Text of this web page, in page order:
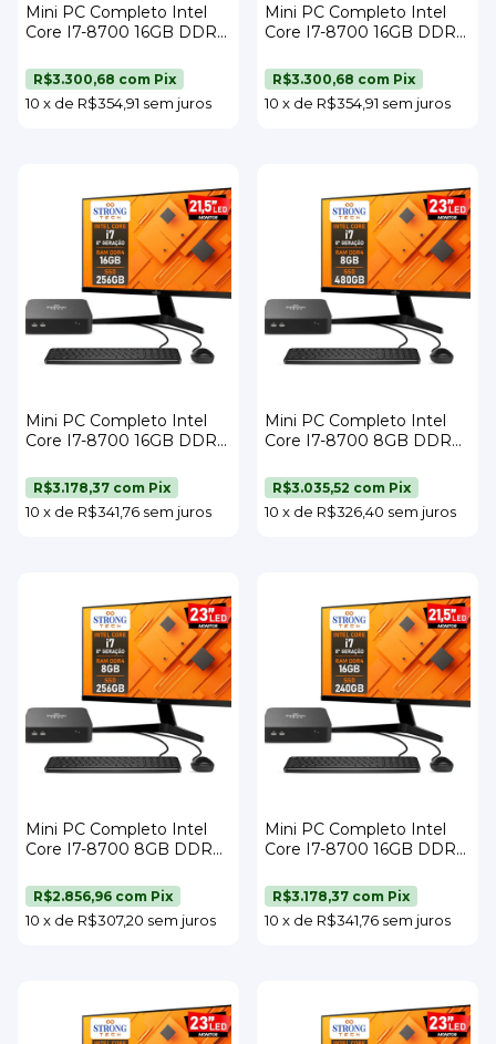
Mini PC Completo Intel
Core I7-8700 16GB DDR4
21,5" Teclado e Mouse
Strong Tech
10 x de R$354,91 sem juros
R$3.300,68 com Pix
Mini PC Completo Intel
Core I7-8700 16GB DDR4
21,5" Teclado e Mouse
Strong Tech
10 x de R$354,91 sem juros
R$3.300,68 com Pix
Mini PC Completo Intel
Core I7-8700 16GB DDR4
21,5" Teclado e Mouse
Strong Tech
10 x de R$341,76 sem juros
R$3.178,37 com Pix
Mini PC Completo Intel
Core I7-8700 8GB DDR4
23" Teclado e Mouse
Strong Tech
10 x de R$326,40 sem juros
R$3.035,52 com Pix
Mini PC Completo Intel
Core I7-8700 8GB DDR4
23" Teclado e Mouse
Strong Tech
10 x de R$307,20 sem juros
R$2.856,96 com Pix
Mini PC Completo Intel
Core I7-8700 16GB DDR4
21,5" Teclado e Mouse
Strong Tech
10 x de R$341,76 sem juros
R$3.178,37 com Pix